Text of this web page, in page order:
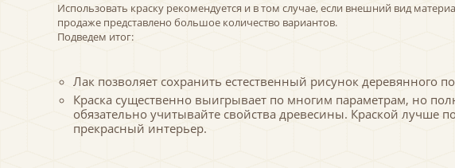
Использовать краску рекомендуется и в том случае, если внешний вид
продаже представлено большое количество вариантов.
Подведем итог:
Лак позволяет сохранить естественный рисунок деревянного
Краска существенно выигрывает по многим параметрам, но
обязательно учитывайте свойства древесины. Краской лучше
прекрасный интерьер.